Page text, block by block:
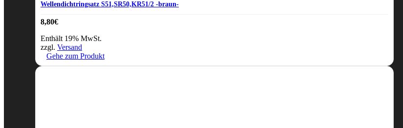
Wellendichtringsatz S51,SR50,KR51/2 -braun-
8,80€
Enthält 19% MwSt.
zzgl. Versand
Gehe zum Produkt